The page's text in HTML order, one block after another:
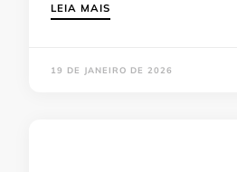
LEIA MAIS
19 DE JANEIRO DE 2026